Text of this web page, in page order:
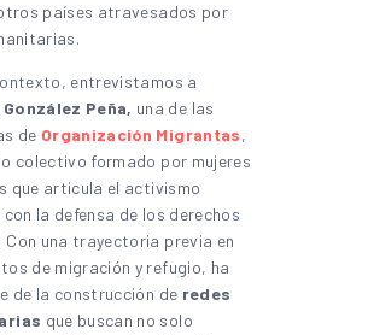
países atravesados por
entrevistamos a
Peña, una de las
de Organización Migrantas,
colectivo formado por mujeres
que articula el activismo
la defensa de los derechos
Con una trayectoria previa en
de migración y refugio, ha
de la construcción de redes
que buscan no solo